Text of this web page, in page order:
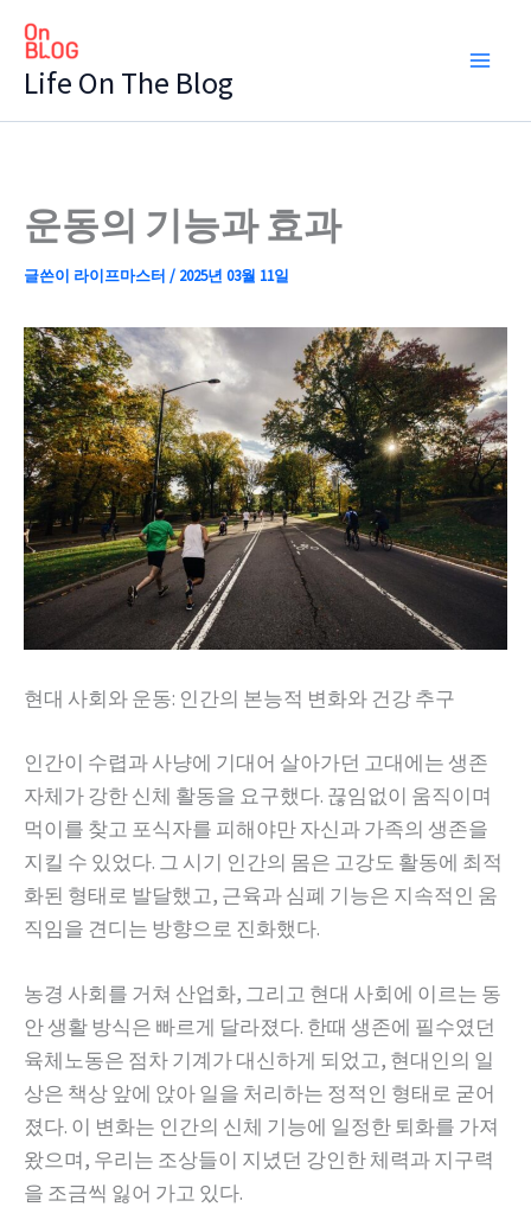
로
Life On The Blog
운동의 기능과 효과
글쓴이 라이프마스터 / 2025년 03월 11일
현대 사회와 운동: 인간의 본능적 변화와 건강 추구
인간이 수렵과 사냥에 기대어 살아가던 고대에는 생존
자체가 강한 신체 활동을 요구했다. 끊임없이 움직이며
먹이를 찾고 포식자를 피해야만 자신과 가족의 생존을
지킬 수 있었다. 그 시기 인간의 몸은 고강도 활동에 최적
화된 형태로 발달했고, 근육과 심폐 기능은 지속적인 움
직임을 견디는 방향으로 진화했다.
농경 사회를 거쳐 산업화, 그리고 현대 사회에 이르는 동
안 생활 방식은 빠르게 달라졌다. 한때 생존에 필수였던
육체노동은 점차 기계가 대신하게 되었고, 현대인의 일
상은 책상 앞에 앉아 일을 처리하는 정적인 형태로 굳어
졌다. 이 변화는 인간의 신체 기능에 일정한 퇴화를 가져
왔으며, 우리는 조상들이 지녔던 강인한 체력과 지구력
을 조금씩 잃어 가고 있다.